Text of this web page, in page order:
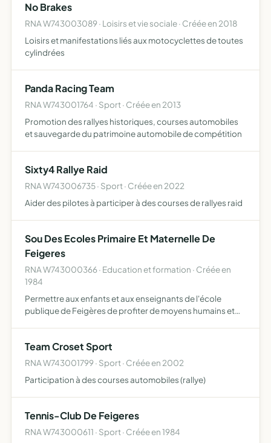
No Brakes
RNA W743003089 · Loisirs et vie sociale · Créée en 2018
Loisirs et manifestations liés aux motocyclettes de toutes
cylindrées
Panda Racing Team
RNA W743001764 · Sport · Créée en 2013
Promotion des rallyes historiques, courses automobiles
et sauvegarde du patrimoine automobile de compétition
Sixty4 Rallye Raid
RNA W743006735 · Sport · Créée en 2022
Aider des pilotes à participer à des courses de rallyes raid
Sou Des Ecoles Primaire Et Maternelle De
Feigeres
RNA W743000366 · Education et formation · Créée en
1984
Permettre aux enfants et aux enseignants de l'école
publique de Feigères de profiter de moyens humains et
sportif…
Team Croset Sport
RNA W743001799 · Sport · Créée en 2002
Participation à des courses automobiles (rallye)
Tennis-Club De Feigeres
RNA W743000611 · Sport · Créée en 1984